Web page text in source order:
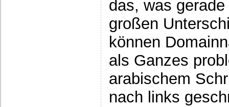
das, was
großen
können
als Ganzes
arabischem
nach links